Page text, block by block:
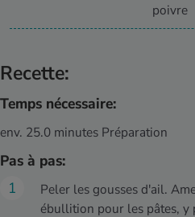
poivre
Recette:
Temps nécessaire:
env. 25.0 minutes Préparation
Pas à pas:
Peler les gousses d'ail.
ébullition pour les pâtes, y